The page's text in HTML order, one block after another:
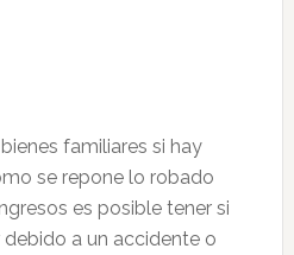
familiares si hay
se repone lo robado
es posible tener si
a un accidente o